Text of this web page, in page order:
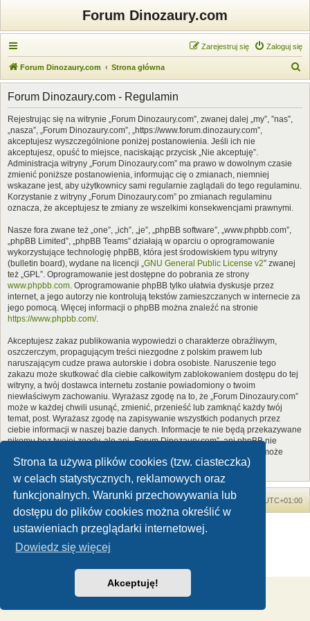
Strona ta używa plików cookies (tzw. ciasteczka)
w celach statystycznych, reklamowych oraz
funkcjonalnych. Warunki przechowywania lub
dostępu do plików cookies można określić w
ustawieniach przeglądarki internetowej.
Dowiedz się więcej
Akceptuję!
Forum Dinozaury.com
Zaloguj się
Zarejestruj się
Forum Dinozaury.com Strona główna
z
Forum Dinozaury.com - Regulamin
Rejestrując się na witrynie „Forum Dinozaury.com”, zwanej dalej „my”, ”nas”,
„nasza”, „Forum Dinozaury.com”, „https://www.forum.dinozaury.com”,
akceptujesz wyszczególnione poniżej postanowienia. Jeśli ich nie
akceptujesz, opuść to miejsce, naciskając przycisk „Nie akceptuję”.
Administracja witryny „Forum Dinozaury.com” ma prawo w dowolnym czasie
zmienić poniższe postanowienia, informując cię o zmianach, niemniej
wskazane jest, aby użytkownicy sami regularnie zaglądali do tego regulaminu.
Korzystanie z witryny „Forum Dinozaury.com” po zmianach regulaminu
oznacza, że akceptujesz te zmiany ze wszelkimi konsekwencjami prawnymi.
Nasze fora zwane też „one”, „ich”, „je”, „phpBB software”, „www.phpbb.com”,
„phpBB Limited”, „phpBB Teams” działają w oparciu o oprogramowanie
wykorzystujące technologię phpBB, która jest środowiskiem typu witryny
(bulletin board), wydane na licencji „GNU General Public License v2” zwanej
też „GPL”. Oprogramowanie jest dostępne do pobrania ze strony
www.phpbb.com. Oprogramowanie phpBB tylko ułatwia dyskusje przez
internet, a jego autorzy nie kontrolują tekstów zamieszczanych w internecie za
jego pomocą. Więcej informacji o phpBB można znaleźć na stronie
https://www.phpbb.com/.
Akceptujesz zakaz publikowania wypowiedzi o charakterze obraźliwym,
oszczerczym, propagującym treści niezgodne z polskim prawem lub
naruszającym cudze prawa autorskie i dobra osobiste. Naruszenie tego
zakazu może skutkować dla ciebie całkowitym zablokowaniem dostępu do tej
witryny, a twój dostawca internetu zostanie powiadomiony o twoim
niewłaściwym zachowaniu. Wyrażasz zgodę na to, że „Forum Dinozaury.com”
może w każdej chwili usunąć, zmienić, przenieść lub zamknąć każdy twój
temat, post. Wyrażasz zgodę na zapisywanie wszystkich podanych przez
ciebie informacji w naszej bazie danych. Informacje te nie będą przekazywane
nikomu bez twojej zgody, ale ani „Forum Dinozaury.com”, ani phpBB nie
ponosi odpowiedzialności za włamania do witryny, podczas których może
dojść do kradzieży danych.
Forum Dinozaury.com Strona główna Strefa czasowa UTC+01:00
Dinozaury.com© 2006-2020
Polski pakiet językowy dostarcza